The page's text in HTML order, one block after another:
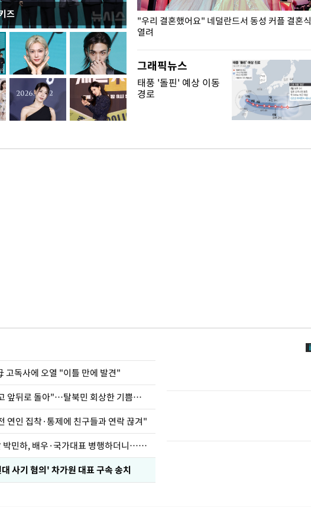
즈
전국엔 찜통 더위
"우리 결혼했어요" 네덜란드서 동성 커플 결혼식
열려
그래픽뉴스
태풍 '돌핀' 예상 이동
경로
고독사에 오열 "이틀 만에 발견"
"바지 벗고 앞뒤로 돌아"…탈북민 회상한 기쁨조 검사
연인 집착·통제에 친구들과 연락 끊겨"
박찬민 딸 박민하, 배우·국가대표 병행하더니…근황이
사기 혐의' 차가원 대표 구속 송치